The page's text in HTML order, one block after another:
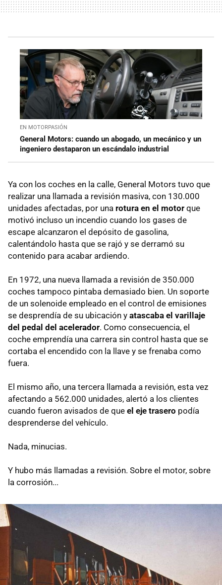
EN MOTORPASIÓN
General Motors: cuando un abogado, un mecánico y un
ingeniero destaparon un escándalo industrial
Ya con los coches en la calle, General Motors tuvo que
realizar una llamada a revisión masiva, con 130.000
unidades afectadas, por una rotura en el motor que
motivó incluso un incendio cuando los gases de
escape alcanzaron el depósito de gasolina,
calentándolo hasta que se rajó y se derramó su
contenido para acabar ardiendo.
En 1972, una nueva llamada a revisión de 350.000
coches tampoco pintaba demasiado bien. Un soporte
de un solenoide empleado en el control de emisiones
se desprendía de su ubicación y atascaba el varillaje
del pedal del acelerador. Como consecuencia, el
coche emprendía una carrera sin control hasta que se
cortaba el encendido con la llave y se frenaba como
fuera.
El mismo año, una tercera llamada a revisión, esta vez
afectando a 562.000 unidades, alertó a los clientes
cuando fueron avisados de que el eje trasero podía
desprenderse del vehículo.
Nada, minucias.
Y hubo más llamadas a revisión. Sobre el motor, sobre
la corrosión...